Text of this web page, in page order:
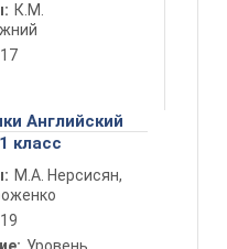
К.М.
Английский
класс
М.А. Нерсисян,